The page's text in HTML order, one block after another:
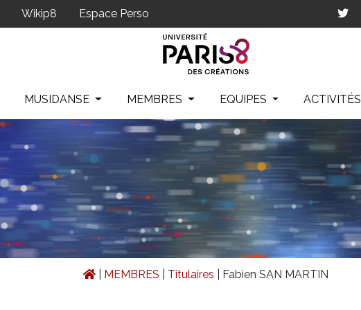
Wikip8 Espace Perso
MUSIDANSE MEMBRES EQUIPES
MEMBRES Titulaires Fabien SAN MARTIN